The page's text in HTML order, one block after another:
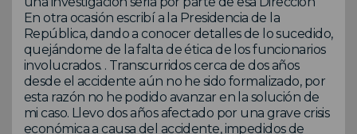
En otra ocasión escribí a la Presidencia de la
República, dando a conocer detalles de lo sucedido,
quejándome de la falta de ética de los funcionarios
involucrados. . Transcurridos cerca de dos años
desde el accidente aún no he sido formalizado, por
esta razón no he podido avanzar en la solución de
mi caso. Llevo dos años afectado por una grave crisis
económica a causa del accidente, impedidos de